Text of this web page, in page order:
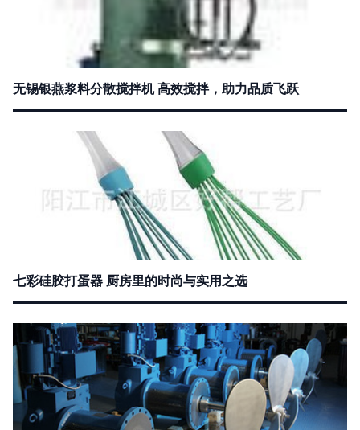
无锡银燕浆料分散搅拌机 高效搅拌，助力品质飞跃
七彩硅胶打蛋器 厨房里的时尚与实用之选